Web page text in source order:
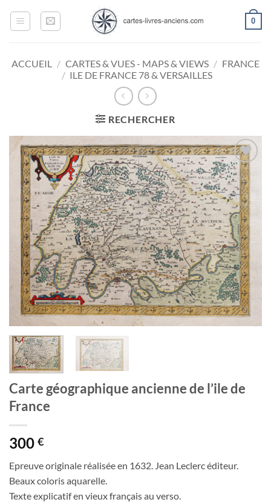
0
ACCUEIL / CARTES & VUES - MAPS & VIEWS / FRANCE
/ ILE DE FRANCE 78 & VERSAILLES
RECHERCHER
Ajouter
à la
wishlist
Carte géographique ancienne de l’ile de
France
300 €
Epreuve originale réalisée en 1632. Jean Leclerc éditeur.
Beaux coloris aquarelle.
Texte explicatif en vieux français au verso.